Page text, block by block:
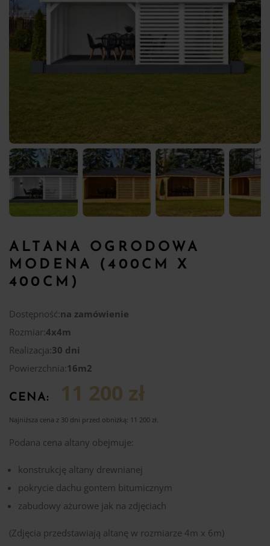
ALTANA OGRODOWA
MODENA (400CM X
400CM)
Dostępność:na zamówienie
Rozmiar:4x4m
Realizacja:30 dni
Powierzchnia:16m2
CENA: 11 200 zł
Najniższa cena z 30 dni przed obniżką: 11 200 zł
Podana cena altany obejmuje:
konstrukcję altany drewnianej
pokrycie dachu gontem bitumicznym
zabudowy ażurowe jak na zdjęciach
(Zdjęcia przedstawiają altanę w rozmiarze 4m x 6m)